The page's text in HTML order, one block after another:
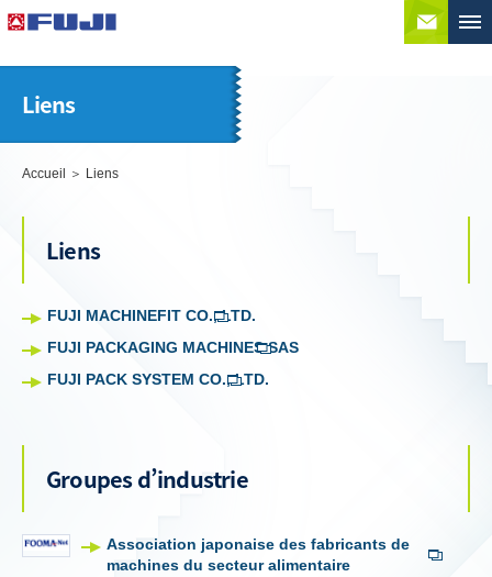
Liens
Accueil Liens
Liens
FUJI MACHINEFIT CO., LTD.
FUJI PACKAGING MACHINES SAS
FUJI PACK SYSTEM CO., LTD.
Groupes d’industrie
Association japonaise des fabricants de
machines du secteur alimentaire